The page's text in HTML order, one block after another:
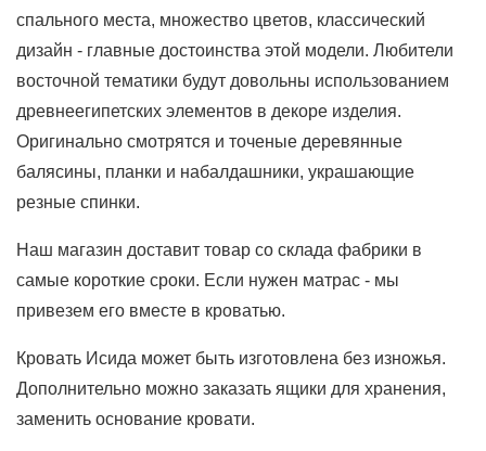
спального места, множество цветов, классический
дизайн - главные достоинства этой модели. Любители
восточной тематики будут довольны использованием
древнеегипетских элементов в декоре изделия.
Оригинально смотрятся и точеные деревянные
балясины, планки и набалдашники, украшающие
резные спинки.
Наш магазин доставит товар со склада фабрики в
самые короткие сроки. Если нужен матрас - мы
привезем его вместе в кроватью.
Кровать Исида может быть изготовлена без изножья.
Дополнительно можно заказать ящики для хранения,
заменить основание кровати.